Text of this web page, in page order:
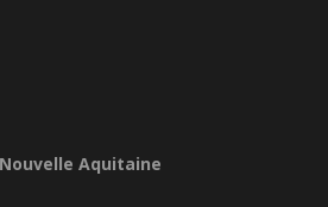
Aquitaine